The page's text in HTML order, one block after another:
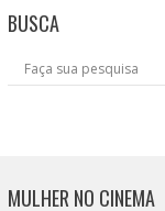
BUSCA
MULHER NO CINEMA